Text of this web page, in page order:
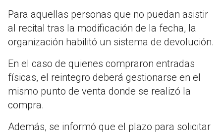
Para aquellas personas que no puedan asistir
al recital tras la modificación de la fecha, la
organización habilitó un sistema de devolución.
En el caso de quienes compraron entradas
físicas, el reintegro deberá gestionarse en el
mismo punto de venta donde se realizó la
compra.
Además, se informó que el plazo para solicitar